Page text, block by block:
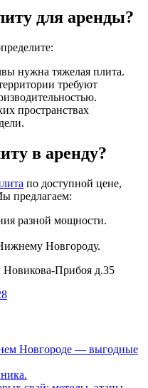
для аренды?
нужна тяжелая плита.
требуют
пространствах
в аренду?
по доступной цене,
предлагаем:
разной мощности.
Новгороду.
Прибоя д.35
Новгороде — выгодные